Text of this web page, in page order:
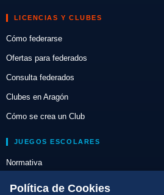
LICENCIAS Y CLUBES
Cómo federarse
Ofertas para federados
Consulta federados
Clubes en Aragón
Cómo se crea un Club
JUEGOS ESCOLARES
Normativa
Escuelas de Triatlón
Política de Cookies